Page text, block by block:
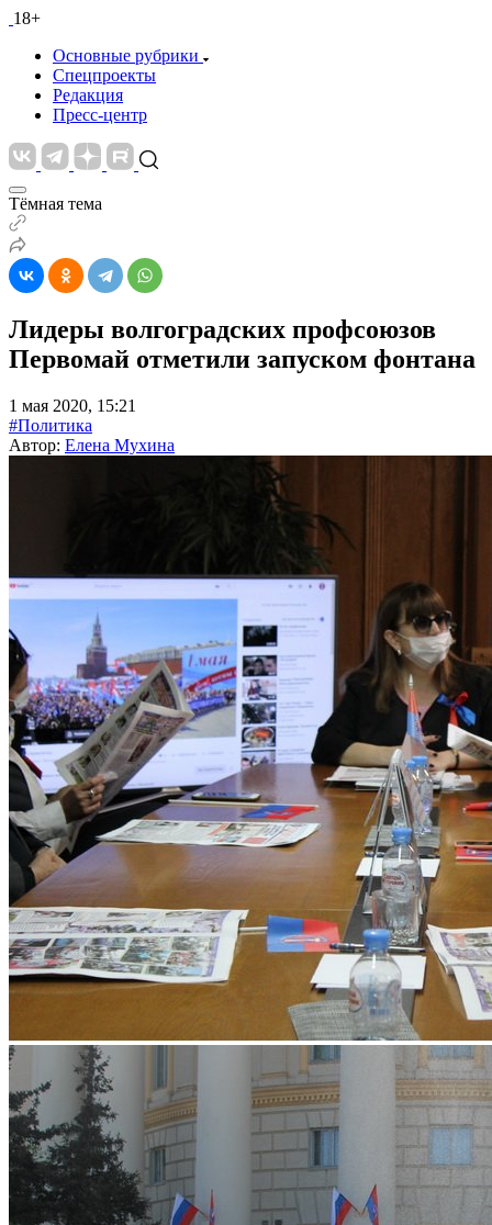
18+
Основные рубрики
Спецпроекты
Редакция
Пресс-центр
Тёмная тема
Лидеры волгоградских профсоюзов
Первомай отметили запуском фонтана
1 мая 2020, 15:21
#Политика
Автор: Елена Мухина